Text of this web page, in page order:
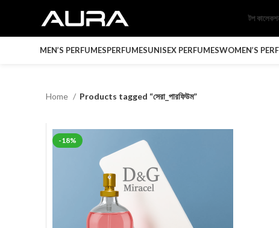
টপ
MEN’S PERFUMESPERFUMESUNISEX PERFUMESWOMEN’S
Home Products tagged “সেরা_পারফিউম”
-18%